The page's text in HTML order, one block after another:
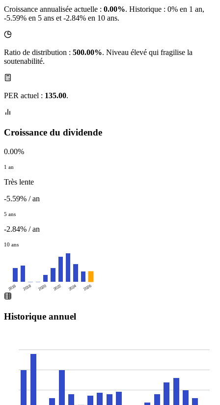
Croissance annualisée actuelle : 0.00%. Historique : 0% en 1 an,
-5.59% en 5 ans et -2.84% en 10 ans.
Ratio de distribution : 500.00%. Niveau élevé qui fragilise la
soutenabilité.
PER actuel : 135.00.
Croissance du dividende
0.00%
1 an
Très lente
-5.59% / an
5 ans
-2.84% / an
10 ans
2016 2018 2020 2022 2024 2026
Historique annuel